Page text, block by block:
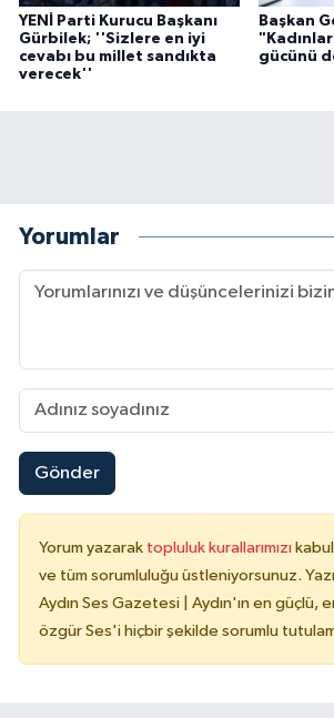
YENİ Parti Kurucu Başkanı
Gürbilek; ''Sizlere en iyi
cevabı bu millet sandıkta
verecek''
Başkan
gücünü
Yorumlar
Gönder
Yorum yazarak topluluk kurallarımızı
ve tüm sorumluluğu üstleniyorsunuz.
Aydın Ses Gazetesi | Aydın'ın en güçlü,
özgür Ses'i hiçbir şekilde sorumlu